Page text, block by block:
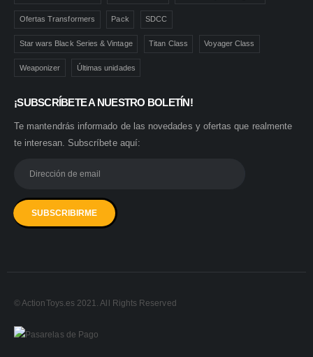
Ofertas Transformers Pack SDCC
Star wars Black Series & Vintage Titan Class Voyager Class
Weaponizer Últimas unidades
¡SUBSCRÍBETE A NUESTRO BOLETÍN!
Te mantendrás informado de las novedades y ofertas que realmente
te interesan. Subscríbete aquí:
© ActionToys.es 2021. All Rights Reserved